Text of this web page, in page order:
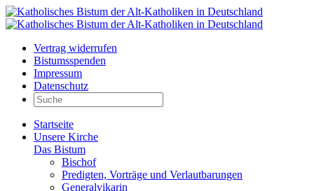
Vertrag widerrufen
Bistumsspenden
Impressum
Datenschutz
Startseite
Unsere Kirche
Das Bistum
Bischof
Predigten, Vorträge und Verlautbarungen
Generalvikarin